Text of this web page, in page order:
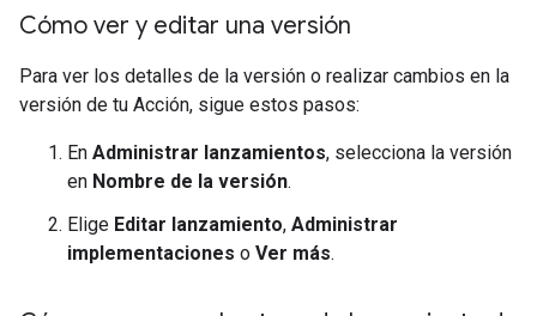
Cómo ver y editar una versión
Para ver los detalles de la versión o realizar cambios en la
versión de tu Acción, sigue estos pasos:
En Administrar lanzamientos, selecciona la versión
en Nombre de la versión.
Elige Editar lanzamiento, Administrar
implementaciones o Ver más.